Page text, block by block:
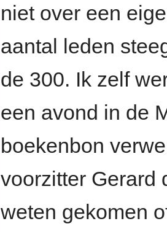
niet over een
aantal leden
de 300. Ik zelf
een avond in de
boekenbon
voorzitter Gerard
weten gekomen